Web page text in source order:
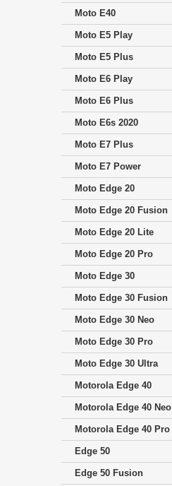
Moto E40
Moto E5 Play
Moto E5 Plus
Moto E6 Play
Moto E6 Plus
Moto E6s 2020
Moto E7 Plus
Moto E7 Power
Moto Edge 20
Moto Edge 20 Fusion
Moto Edge 20 Lite
Moto Edge 20 Pro
Moto Edge 30
Moto Edge 30 Fusion
Moto Edge 30 Neo
Moto Edge 30 Pro
Moto Edge 30 Ultra
Motorola Edge 40
Motorola Edge 40 Neo
Motorola Edge 40 Pro
Edge 50
Edge 50 Fusion